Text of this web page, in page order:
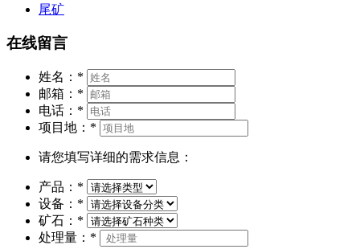
尾矿
在线留言
姓名： *
邮箱： *
电话： *
项目地： *
请您填写详细的需求信息：
产品： *
设备： *
矿石： *
处理量： *